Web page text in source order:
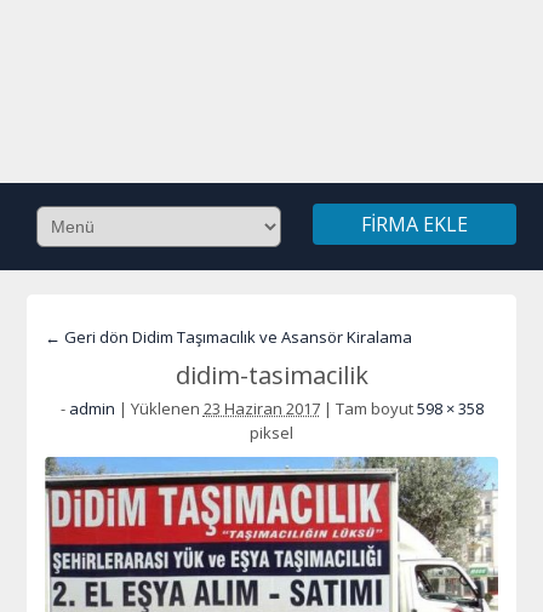
FIRMA EKLE
← Geri dön Didim Taşımacılık ve Asansör Kiralama
didim-tasimacilik
- admin | Yüklenen 23 Haziran 2017 | Tam boyut598 × 358
piksel